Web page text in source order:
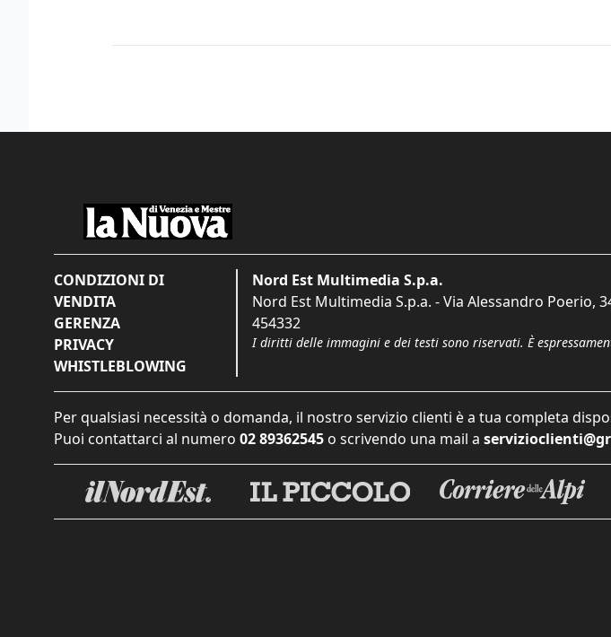
CONDIZIONI DI
VENDITA
GERENZA
PRIVACY
WHISTLEBLOWING
Nord Est Multimedia S.p.a.
Nord Est Multimedia S.p.a. - Via Alessandro Poerio,
454332
I diritti delle immagini e dei testi sono riservati. È
Per qualsiasi necessità o domanda, il nostro servizio clienti è a tua completa
Puoi contattarci al numero 02 89362545 o scrivendo una mail a